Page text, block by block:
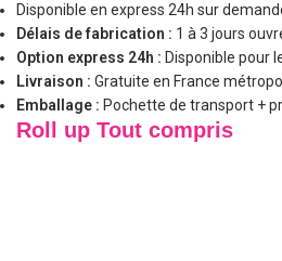
Disponible en express 24h sur
Délais de fabrication : 1 à 3 jours
Option express 24h : Disponible pour
Livraison : Gratuite en France
Emballage : Pochette de transport +
Roll up Tout compris